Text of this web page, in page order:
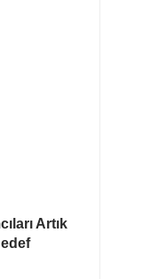
Artık